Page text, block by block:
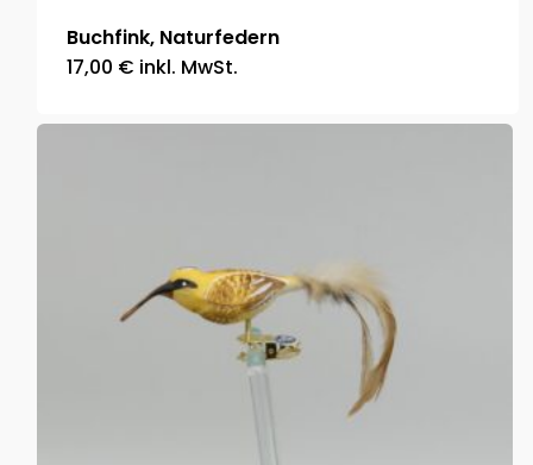
Buchfink, Naturfedern
17,00 € inkl. MwSt.